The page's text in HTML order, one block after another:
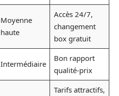
Moyenne
haute
Accès 24/7,
changement
box gratuit
Intermédiaire
Bon rapport
qualité-prix
Tarifs attractifs,